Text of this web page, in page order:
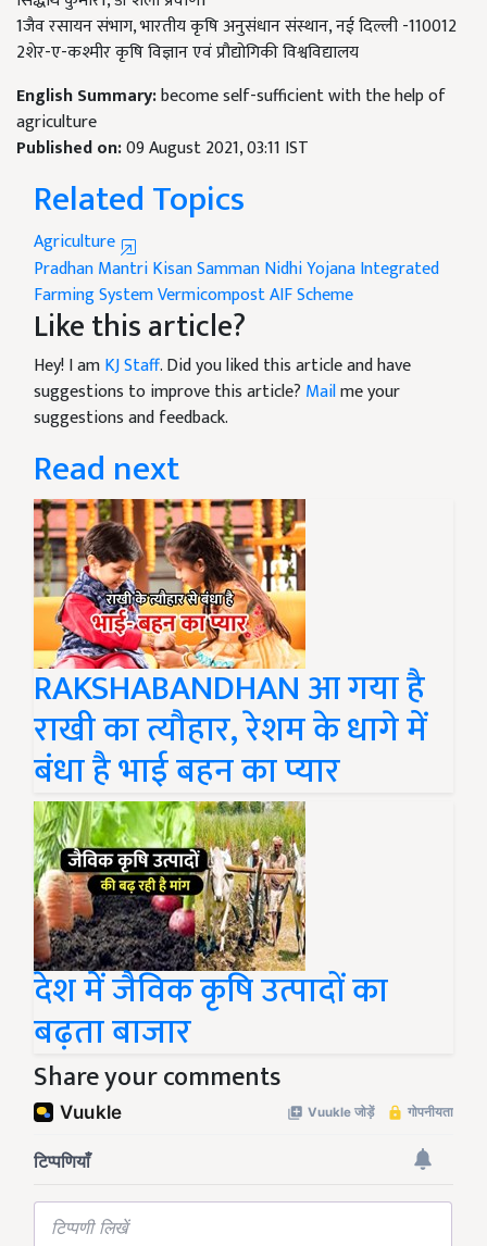
2शेर-ए-कश्मीर कृषि विज्ञान एवं प्रौद्योगिकी विश्वविद्यालय
English Summary:
become self-sufficient with the help of
agriculture
Published on:
Related Topics
Agriculture
Pradhan Mantri Kisan Samman Nidhi Yojana
Farming System Vermicompost AIF Scheme
Like this article?
Hey! I amKJ Staff. Did you liked this article and have
suggestions to improve this article?Mailme your
suggestions and feedback.
Read next
RAKSHABANDHAN आ गया है
राखी का त्यौहार, रेशम के धागे में
बंधा है भाई बहन का प्यार
देश में जैविक कृषि उत्पादों का
बढ़ता बाजार
Share your comments